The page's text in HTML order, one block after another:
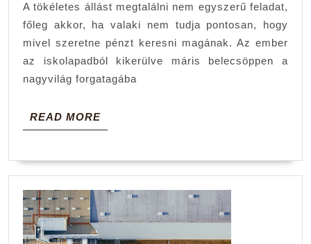
A tökéletes állást megtalálni nem egyszerű feladat,
főleg akkor, ha valaki nem tudja pontosan, hogy
mivel szeretne pénzt keresni magának. Az ember
az iskolapadból kikerülve máris belecsöppen a
nagyvilág forgatagába
READ MOREREAD
MORE